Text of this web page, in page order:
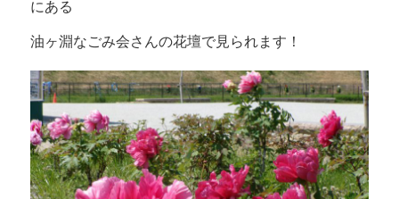
にある
油ヶ淵なごみ会さんの花壇で見られます！